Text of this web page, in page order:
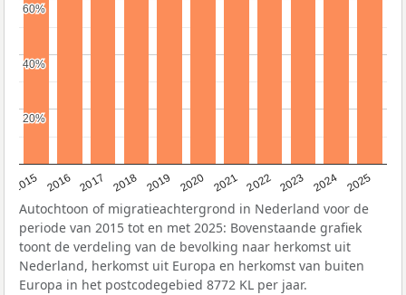
2015 2016 2017 2018 2019 2020 2021 2022 2023 2024 2025
20%
20%
40%
40%
60%
60%
Autochtoon of migratieachtergrond in Nederland voor de
periode van 2015 tot en met 2025: Bovenstaande grafiek
toont de verdeling van de bevolking naar herkomst uit
Nederland, herkomst uit Europa en herkomst van buiten
Europa in het postcodegebied 8772 KL per jaar.